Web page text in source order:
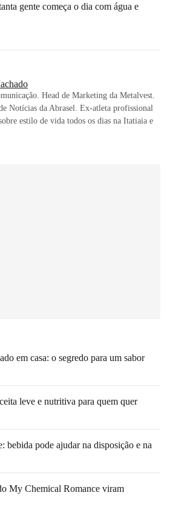
gente começa o dia com água e
Head de Marketing da Metalvest.
Notícias da Abrasel. Ex-atleta profissional
estilo de vida todos os dias na Itatiaia e
em casa: o segredo para um sabor
leve e nutritiva para quem quer
bebida pode ajudar na disposição e na
My Chemical Romance viram